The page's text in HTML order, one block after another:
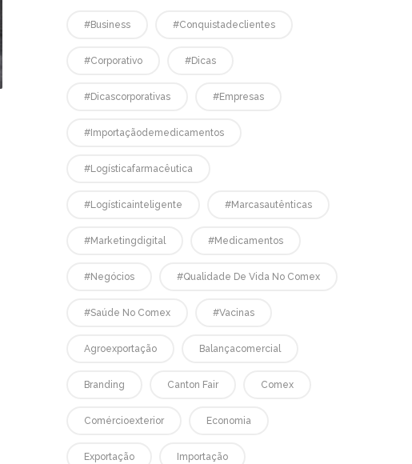
#business #conquistadeclientes
#corporativo #dicas
#dicascorporativas #empresas
#Importaçãodemedicamentos
#logísticafarmacêutica
#logísticainteligente #marcasautênticas
#marketingdigital #medicamentos
#negócios #qualidade De Vida No Comex
#saúde No Comex #vacinas
Agroexportação Balançacomercial
Branding Canton Fair Comex
Comércioexterior Economia
Exportação Importação